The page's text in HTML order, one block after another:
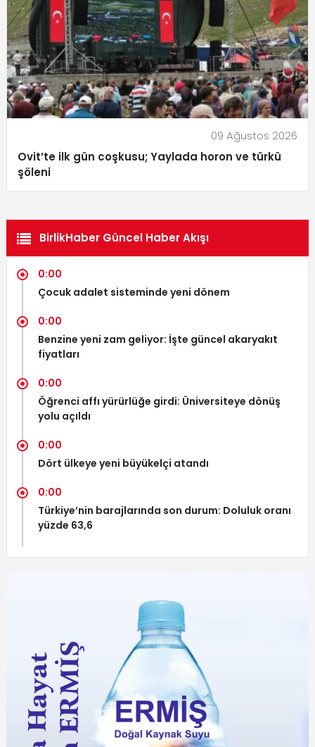
09 Ağustos 2026
Ovit’te ilk gün coşkusu; Yaylada horon ve türkü
şöleni
BirlikHaber Güncel Haber Akışı
0:00
Çocuk adalet sisteminde yeni dönem
0:00
Benzine yeni zam geliyor: İşte güncel akaryakıt
fiyatları
0:00
Öğrenci affı yürürlüğe girdi: Üniversiteye dönüş
yolu açıldı
0:00
Dört ülkeye yeni büyükelçi atandı
0:00
Türkiye’nin barajlarında son durum: Doluluk oranı
yüzde 63,6